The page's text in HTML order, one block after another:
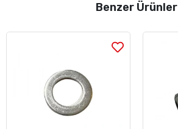
Benzer Ürünler